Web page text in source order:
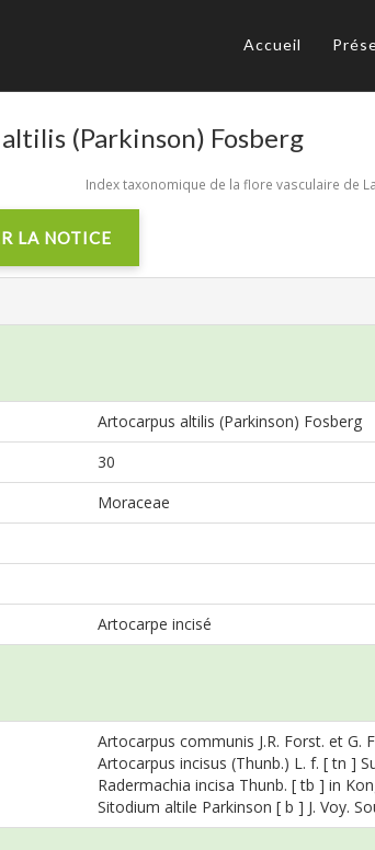
Accueil
(Parkinson) Fosberg
Index taxonomique de la flore vasculaire de
LA NOTICE
Artocarpus altilis (Parkinson) Fosberg
30
Moraceae
Artocarpe incisé
Artocarpus communis J.R. Forst. et G.
Artocarpus incisus (Thunb.) L. f. [ tn ]
Radermachia incisa Thunb. [ tb ] in
Sitodium altile Parkinson [ b ] J. Voy.